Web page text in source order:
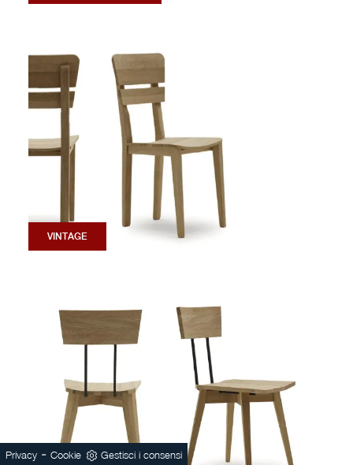
VINTAGE
Privacy - Cookie Gestisci i consensi